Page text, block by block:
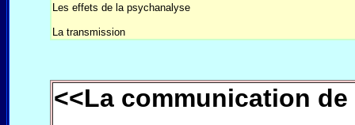
Les effets de la psychanalyse
La transmission
<<La communication de